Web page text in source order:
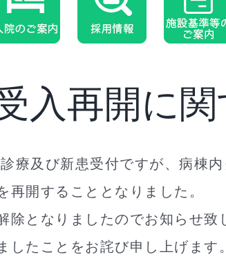
入再開に
療及び新患受付ですが、病棟
再開することとなりました。
となりましたのでお知らせ致
たことをお詫び申し上げます。